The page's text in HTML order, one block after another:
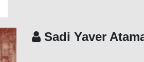
Sadi Yaver